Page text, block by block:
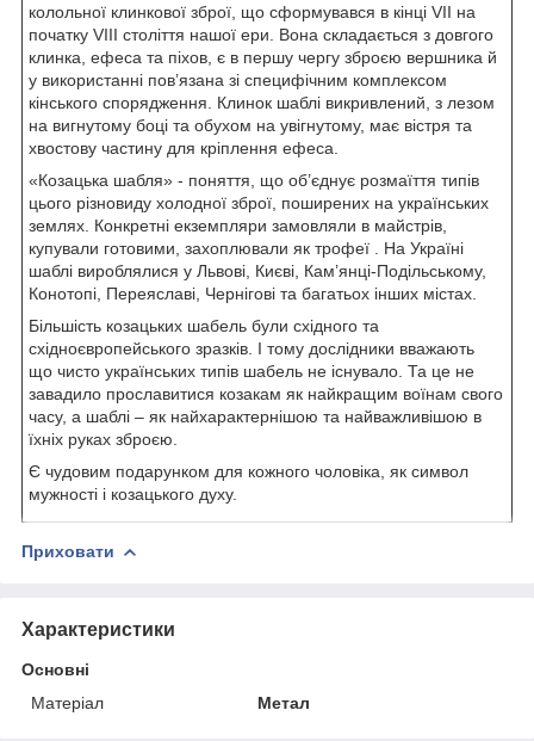
колольної клинкової зброї, що сформувався в кінці VII на
початку VIII століття нашої ери. Вона складається з довгого
клинка, ефеса та піхов, є в першу чергу зброєю вершника й
у використанні пов’язана зі специфічним комплексом
кінського спорядження. Клинок шаблі викривлений, з лезом
на вигнутому боці та обухом на увігнутому, має вістря та
хвостову частину для кріплення ефеса.
«Козацька шабля» - поняття, що об’єднує розмаїття типів
цього різновиду холодної зброї, поширених на українських
землях. Конкретні екземпляри замовляли в майстрів,
купували готовими, захоплювали як трофеї . На Україні
шаблі вироблялися у Львові, Києві, Кам’янці-Подільському,
Конотопі, Переяславі, Чернігові та багатьох інших містах.
Більшість козацьких шабель були східного та
східноєвропейського зразків. І тому дослідники вважають
що чисто українських типів шабель не існувало. Та це не
завадило прославитися козакам як найкращим воїнам свого
часу, а шаблі – як найхарактернішою та найважливішою в
їхніх руках зброєю.
Є чудовим подарунком для кожного чоловіка, як символ
мужності і козацького духу.
Приховати
Характеристики
Основні
Матеріал
Метал